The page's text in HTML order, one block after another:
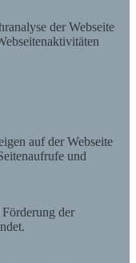
der Webseite
auf der Webseite
und
der